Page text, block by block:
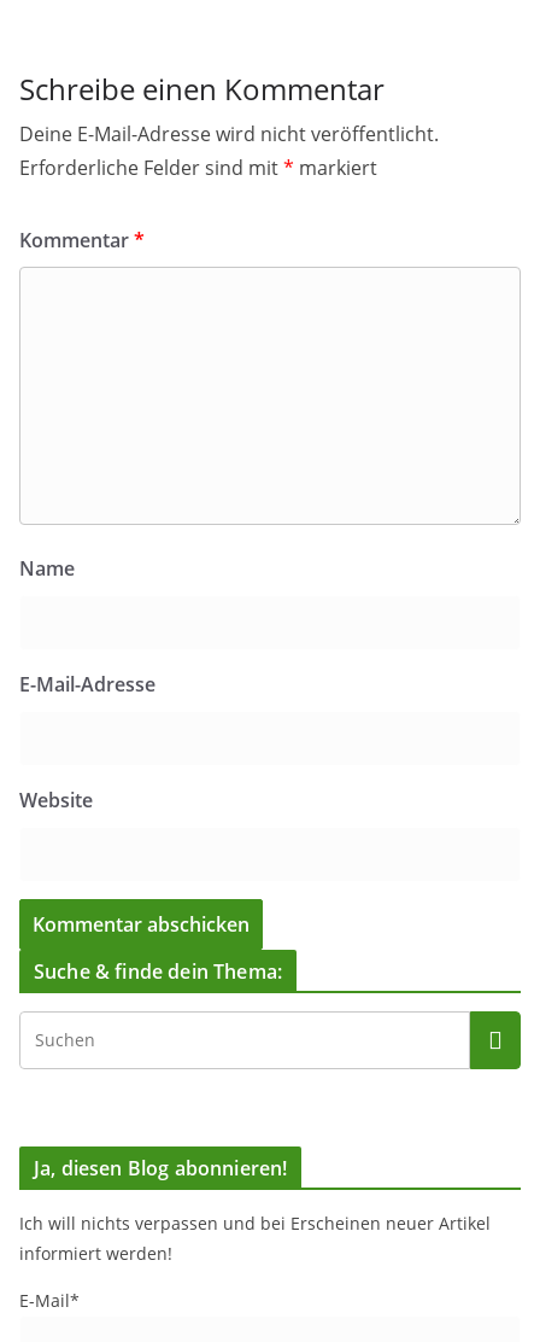
Schreibe einen Kommentar
Deine E-Mail-Adresse wird nicht veröffentlicht.
Erforderliche Felder sind mit* markiert
Kommentar*
Name
E-Mail-Adresse
Website
Suche & finde dein Thema:
Ja, diesen Blog abonnieren!
Ich will nichts verpassen und bei Erscheinen neuer Artikel
informiert werden!
E-Mail*